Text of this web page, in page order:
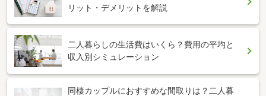
リット・デメリットを解説
二人暮らしの生活費はいくら？費用の平均と
収入別シミュレーション
同棲カップルにおすすめな間取りは？二人暮